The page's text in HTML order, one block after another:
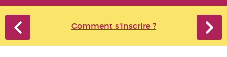
Comment s'inscrire ?